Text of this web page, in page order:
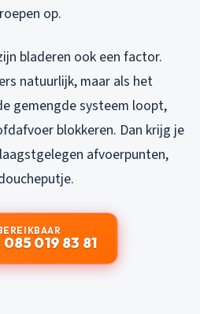
op.
bladeren ook een factor.
natuurlijk, maar als het
gemengde systeem loopt,
blokkeren. Dan krijg je
afvoerpunten,
085 019 83 81